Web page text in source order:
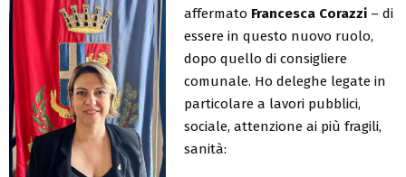
affermato Francesca Corazzi– di
essere in questo nuovo ruolo,
dopo quello di consigliere
comunale. Ho deleghe legate in
particolare a lavori pubblici,
sociale, attenzione ai più fragili,
sanità: